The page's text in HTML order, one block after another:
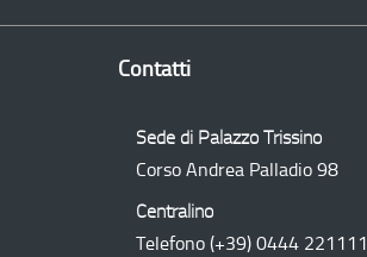
Contatti
Sede di Palazzo Trissino
Corso Andrea Palladio 98
Centralino
Telefono (+39) 0444 221111